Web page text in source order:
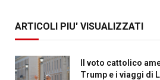
ARTICOLI PIU' VISUALIZZATI
Il voto cattolico
Trump e i viaggi di